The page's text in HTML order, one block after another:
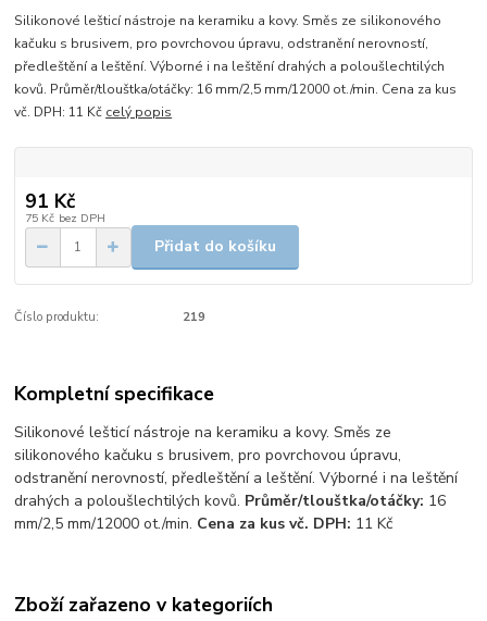
Silikonové lešticí nástroje na keramiku a kovy. Směs ze silikonového
kačuku s brusivem, pro povrchovou úpravu, odstranění nerovností,
předleštění a leštění. Výborné i na leštění drahých a poloušlechtilých
kovů. Průměr/tlouštka/otáčky: 16 mm/2,5 mm/12000 ot./min. Cena za kus
vč. DPH: 11 Kč celý popis
91 Kč
75 Kč bez DPH
Přidat do košíku
Číslo produktu: 219
Kompletní specifikace
Silikonové lešticí nástroje na keramiku a kovy. Směs ze
silikonového kačuku s brusivem, pro povrchovou úpravu,
odstranění nerovností, předleštění a leštění. Výborné i na leštění
drahých a poloušlechtilých kovů. Průměr/tlouštka/otáčky: 16
mm/2,5 mm/12000 ot./min. Cena za kus vč. DPH: 11 Kč
Zboží zařazeno v kategoriích